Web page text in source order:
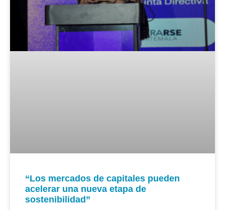
“Los mercados de capitales pueden
acelerar una nueva etapa de
sostenibilidad”